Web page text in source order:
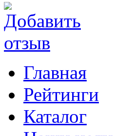
Главная
Рейтинги
Каталог